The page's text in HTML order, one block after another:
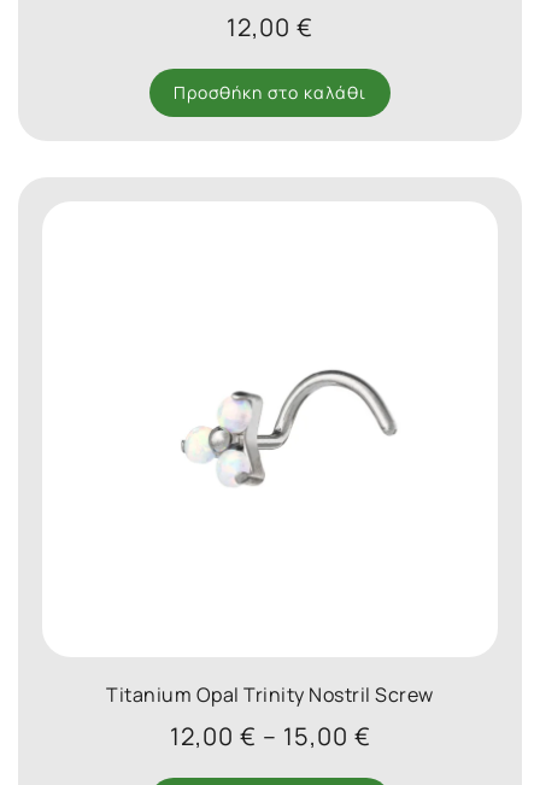
12,00 €
Προσθήκη στο καλάθι
Titanium Opal Trinity Nostril Screw
12,00 € – 15,00 €